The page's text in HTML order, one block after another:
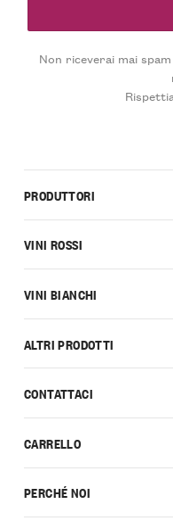
Non riceverai mai
CONTATTACI
CARRELLO
PERCHÉ NOI
PRODUTTORI
VINI ROSSI
VINI BIANCHI
ALTRI PRODOTTI